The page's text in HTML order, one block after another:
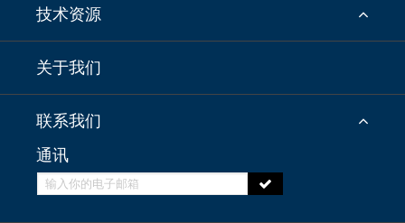
技术资源
关于我们
联系我们
通讯